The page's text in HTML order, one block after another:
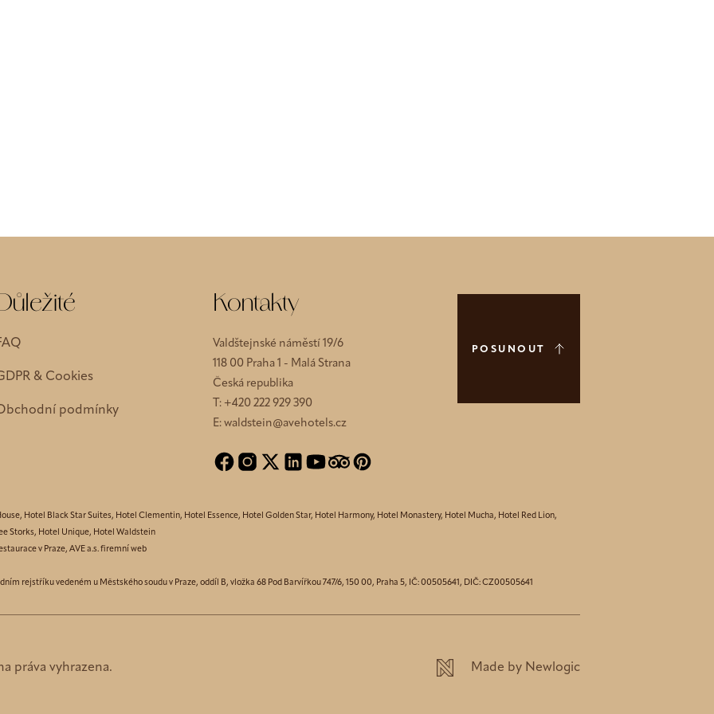
& Cookies
podmínky
Kontakty
Valdštejnské náměstí 19/6
118 00 Praha 1 - Malá Strana
Česká republika
T: +420 222 929 390
E:waldstein@avehotels.cz
POSUNOUT
, Hotel Black Star Suites, Hotel Clementin, Hotel Essence, Hotel Golden Star, Hotel Harmony, Hotel Monastery, Hotel Mucha, Hotel Red Lion,
Storks, Hotel Unique, Hotel Waldstein
v Praze,AVE a.s. firemní web
rejstříku vedeném u Městského soudu v Praze, oddíl B, vložka 68 Pod Barvířkou 747/6, 150 00, Praha 5, IČ: 00505641, DIČ: CZ00505641
práva vyhrazena. Made by Newlogic